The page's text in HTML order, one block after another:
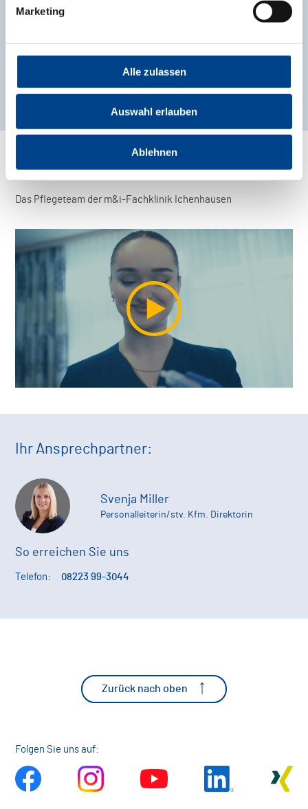
Marketing
Alle zulassen
Auswahl erlauben
Ablehnen
stellv. Stationsleitung Station 4.2 (m/w/d)
Beschäftigte (m/w/d) im Hol- und
Das Pflegeteam der m&i-Fachklinik Ichenhausen
Ihr Ansprechpartner:
Svenja Miller
Personalleiterin/stv. Kfm. Direktorin
So erreichen Sie uns
Telefon: 08223 99-3044
Folgen Sie uns auf:
Zurück nach oben